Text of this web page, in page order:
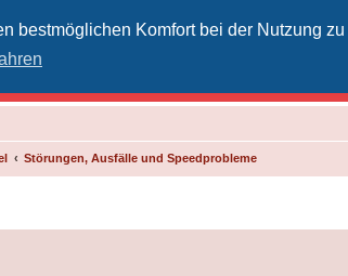
bestmöglichen Komfort bei der Nutzung
Störungen, Ausfälle und Speedprobleme